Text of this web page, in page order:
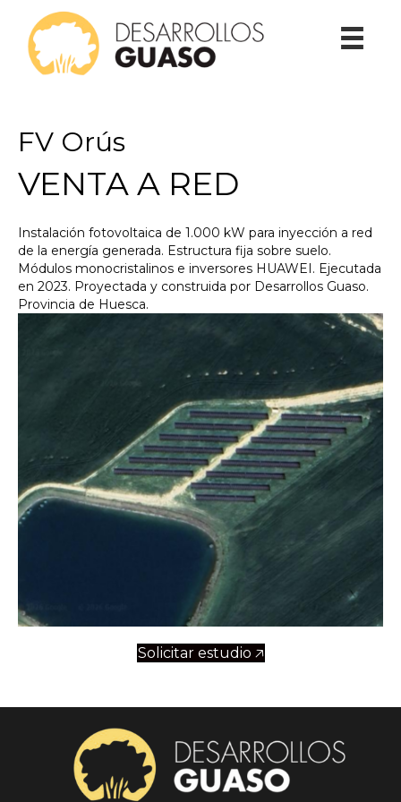
FV Orús
VENTA A RED
Instalación fotovoltaica de 1.000 kW para inyección a red
de la energía generada. Estructura fija sobre suelo.
Módulos monocristalinos e inversores HUAWEI. Ejecutada
en 2023. Proyectada y construida por Desarrollos Guaso.
Provincia de Huesca.
Solicitar estudio 🡥